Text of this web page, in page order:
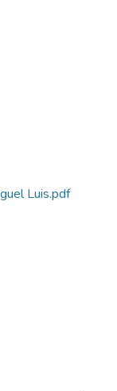
Luis.pdf